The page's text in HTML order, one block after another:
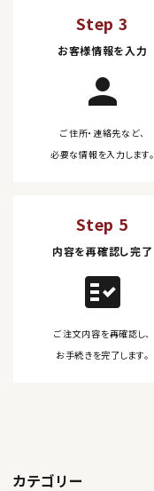
Step 3
お客様情報を入力
person
ご住所・連絡先など、
必要な情報を入力します。
Step 5
内容を再確認し完了
fact_check
ご注文内容を再確認し、
お手続きを完了します。
カテゴリー